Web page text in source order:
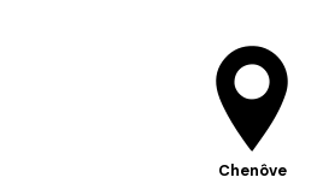
Chenôve